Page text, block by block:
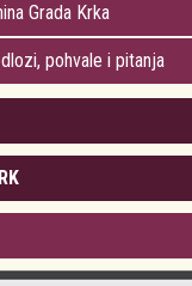
Grada Krka
pohvale i pitanja
(Službene novine PGŽ)